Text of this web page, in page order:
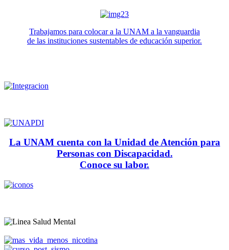
Trabajamos para colocar a la UNAM a la vanguardia
de las instituciones sustentables de educación superior.
La UNAM cuenta con la Unidad de Atención para
Personas con Discapacidad.
Conoce su labor.